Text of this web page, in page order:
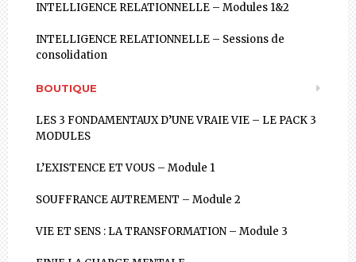
INTELLIGENCE RELATIONNELLE – Modules 1&2
INTELLIGENCE RELATIONNELLE – Sessions de
consolidation
BOUTIQUE
LES 3 FONDAMENTAUX D’UNE VRAIE VIE – LE PACK 3
MODULES
L’EXISTENCE ET VOUS – Module 1
SOUFFRANCE AUTREMENT – Module 2
VIE ET SENS : LA TRANSFORMATION – Module 3